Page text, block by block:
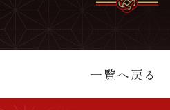
一覧へ戻る